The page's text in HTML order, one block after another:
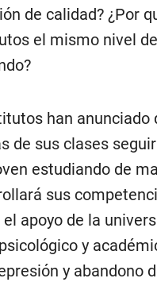
de calidad? ¿Por
el mismo nivel
han anunciado
de sus clases
estudiando de
sus
apoyo de la
y
y abandono